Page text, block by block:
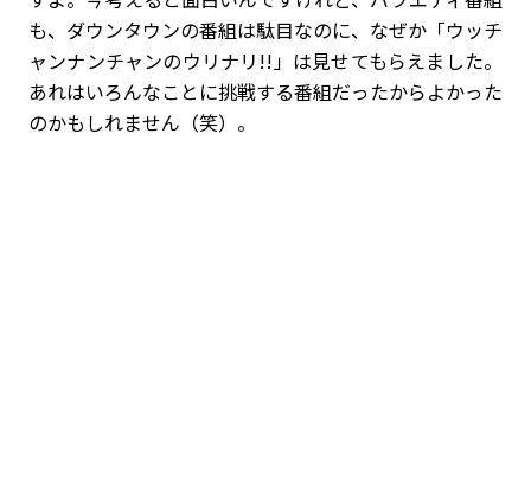
も、ダウンタウンの番組は駄目なのに、なぜか「ウッチ
ャンナンチャンのウリナリ!!」は見せてもらえました。
あれはいろんなことに挑戦する番組だったからよかった
のかもしれません（笑）。